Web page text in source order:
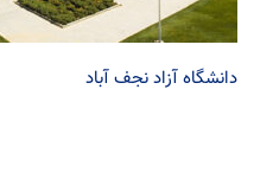
دانشگاه آزاد نجف آباد